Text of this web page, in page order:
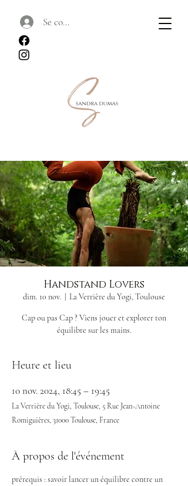
Se connecter
Handstand Lovers
dim. 10 nov. La Verrière du Yogi, Toulouse
Cap ou pas Cap ? Viens jouer et explorer ton
Heure et lieu
10 nov. 2024, 18:45 – 19:45
La Verrière du Yogi, Toulouse, 5 Rue Jean-Antoine
Romiguières, 31000 Toulouse, France
À propos de l'événement
prérequis : savoir lancer un équilibre contre un